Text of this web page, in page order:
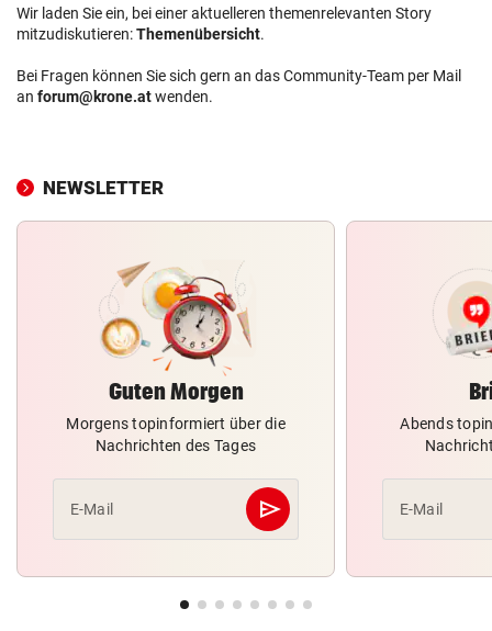
Wir laden Sie ein, bei einer aktuelleren themenrelevanten Story
mitzudiskutieren:Themenübersicht.
Bei Fragen können Sie sich gern an das Community-Team per Mail
an forum@krone.atwenden.
NEWSLETTER
Guten Morgen
Morgens topinformiert über die
Nachrichten des Tages
E-Mail send
Abschicken
Abends
E-Mail